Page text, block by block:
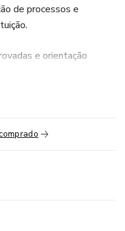
de processos e
e orientação
e criar um
que buscam elevar o
os resultados
sua carreira como líder